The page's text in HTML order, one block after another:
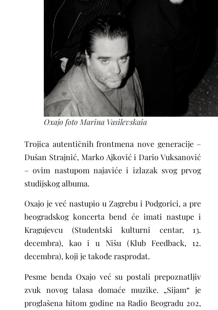
Oxajo foto Marina Vasilevskaia
Trojica autentičnih frontmena nove generacije –
Dušan Strajnić, Marko Ajković i Dario Vuksanović
– ovim nastupom najaviće i izlazak svog prvog
studijskog albuma.
Oxajo je već nastupio u Zagrebu i Podgorici, a pre
beogradskog koncerta bend će imati nastupe i
Kragujevcu (Studentski kulturni centar, 13.
decembra), kao i u Nišu (Klub Feedback, 12.
decembra), koji je takođe rasprodat.
Pesme benda Oxajo već su postali prepoznatljiv
zvuk novog talasa domaće muzike. „Sijam“ je
proglašena hitom godine na Radio Beogradu 202,